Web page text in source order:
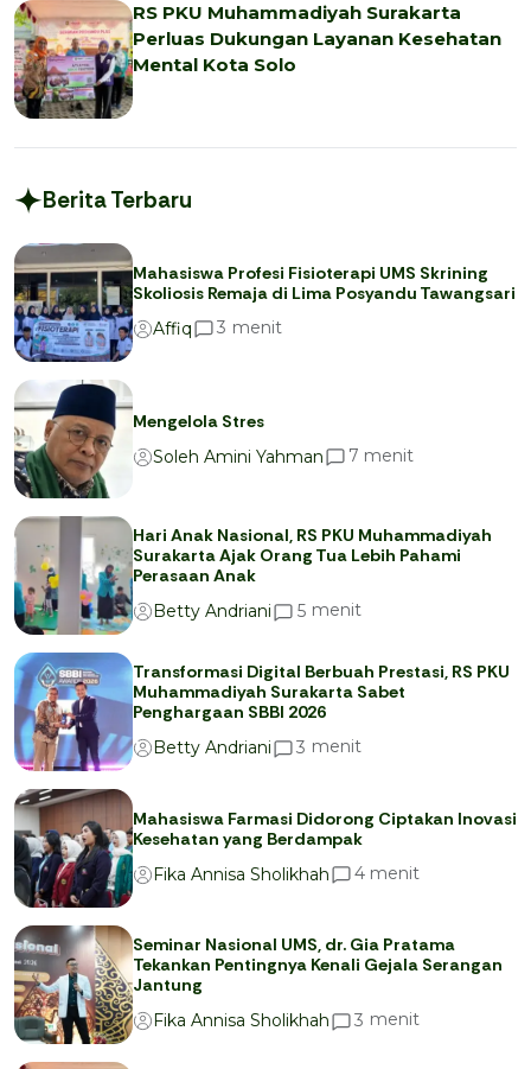
RS PKU Muhammadiyah Surakarta
Perluas Dukungan Layanan Kesehatan
Mental Kota Solo
Berita Terbaru
Mahasiswa Profesi Fisioterapi UMS Skrining
Skoliosis Remaja di Lima Posyandu Tawangsari
Affiq
3 menit
Mengelola Stres
Soleh Amini Yahman
7 menit
Hari Anak Nasional, RS PKU Muhammadiyah
Surakarta Ajak Orang Tua Lebih Pahami
Perasaan Anak
Betty Andriani
5 menit
Transformasi Digital Berbuah Prestasi, RS PKU
Muhammadiyah Surakarta Sabet
Penghargaan SBBI 2026
Betty Andriani
3 menit
Mahasiswa Farmasi Didorong Ciptakan Inovasi
Kesehatan yang Berdampak
Fika Annisa Sholikhah
4 menit
Seminar Nasional UMS, dr. Gia Pratama
Tekankan Pentingnya Kenali Gejala Serangan
Jantung
Fika Annisa Sholikhah
3 menit